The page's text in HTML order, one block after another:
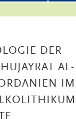
DER
AL-
IM